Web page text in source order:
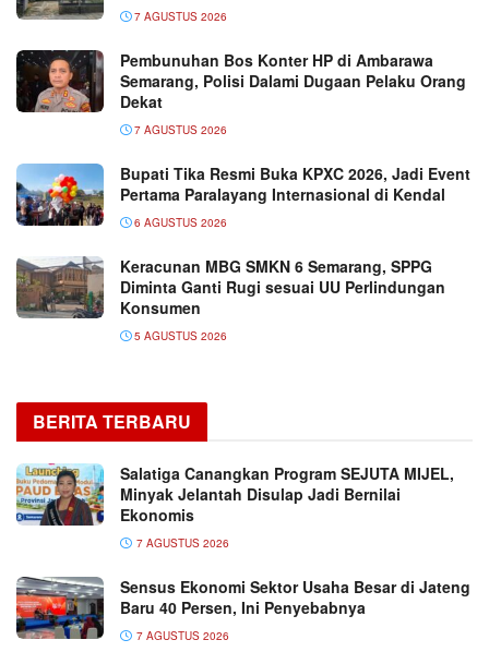
7 AGUSTUS 2026
Pembunuhan Bos Konter HP di Ambarawa
Semarang, Polisi Dalami Dugaan Pelaku Orang
Dekat
7 AGUSTUS 2026
Bupati Tika Resmi Buka KPXC 2026, Jadi Event
Pertama Paralayang Internasional di Kendal
6 AGUSTUS 2026
Keracunan MBG SMKN 6 Semarang, SPPG
Diminta Ganti Rugi sesuai UU Perlindungan
Konsumen
5 AGUSTUS 2026
BERITA TERBARU
Salatiga Canangkan Program SEJUTA MIJEL,
Minyak Jelantah Disulap Jadi Bernilai
Ekonomis
7 AGUSTUS 2026
Sensus Ekonomi Sektor Usaha Besar di Jateng
Baru 40 Persen, Ini Penyebabnya
7 AGUSTUS 2026